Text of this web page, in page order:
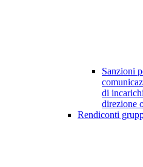
Sanzioni
di
direzione
Rendiconti